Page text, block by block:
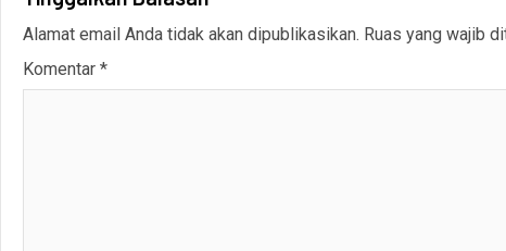
Alamat email Anda tidak akan dipublikasikan. Ruas yang wajib
Komentar *